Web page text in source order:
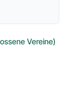
Vereine)